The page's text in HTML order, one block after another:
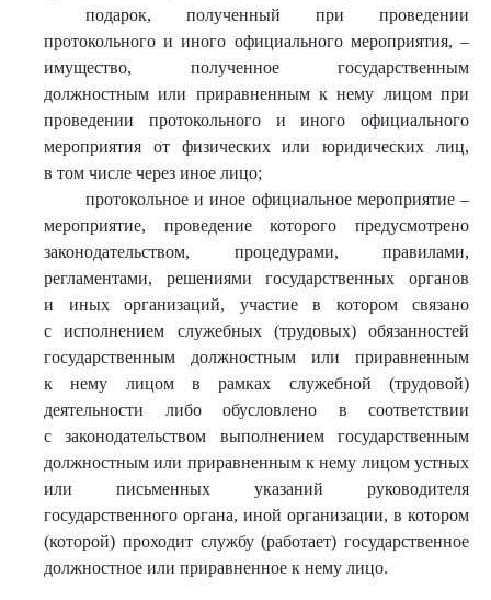
подарок, полученный при проведении
протокольного и иного официального мероприятия, –
имущество, полученное государственным
должностным или приравненным к нему лицом при
проведении протокольного и иного официального
мероприятия от физических или юридических лиц,
в том числе через иное лицо;
протокольное и иное официальное мероприятие –
мероприятие, проведение которого предусмотрено
законодательством, процедурами, правилами,
регламентами, решениями государственных органов
и иных организаций, участие в котором связано
с исполнением служебных (трудовых) обязанностей
государственным должностным или приравненным
к нему лицом в рамках служебной (трудовой)
деятельности либо обусловлено в соответствии
с законодательством выполнением государственным
должностным или приравненным к нему лицом устных
или письменных указаний руководителя
государственного органа, иной организации, в котором
(которой) проходит службу (работает) государственное
должностное или приравненное к нему лицо.